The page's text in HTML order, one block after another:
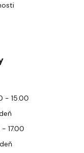
- 15.00
17.00